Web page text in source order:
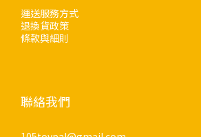
運送服務方式
退換貨政策
條款與細則
聯絡我們